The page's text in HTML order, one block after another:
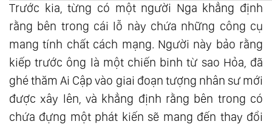
Trước kia, từng có một người Nga khẳng định
rằng bên trong cái lỗ này chứa những công cụ
mang tính chất cách mạng. Người này bảo rằng
kiếp trước ông là một chiến binh từ sao Hỏa, đã
ghé thăm Ai Cập vào giai đoạn tượng nhân sư mới
được xây lên, và khẳng định rằng bên trong có
chứa đựng một phát kiến sẽ mang đến thay đổi